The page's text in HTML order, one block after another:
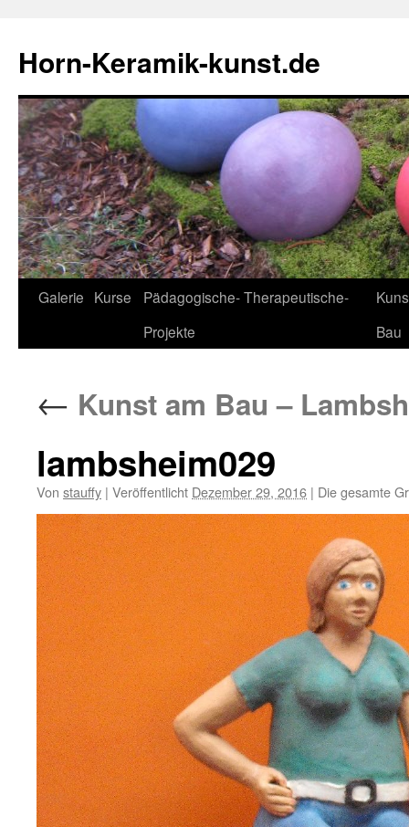
Horn-Keramik-kunst.de
Zum
Galerie Kurse
Pädagogische- Therapeutische-
Projekte
Bau
← Kunst am Bau –
lambsheim029
Von stauffy | Veröffentlicht Dezember 29, 2016 | Die gesamte